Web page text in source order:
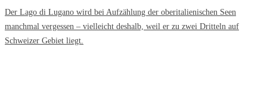
Der Lago di Lugano wird bei Aufzählung der oberitalienischen Seen
manchmal vergessen – vielleicht deshalb, weil er zu zwei Dritteln auf
Schweizer Gebiet liegt.